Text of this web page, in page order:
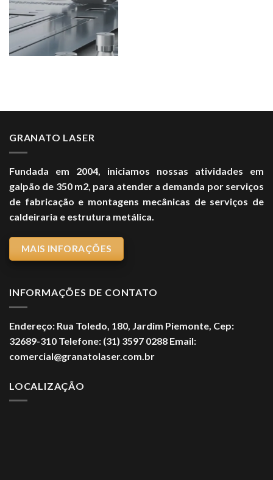
GRANATO LASER
Fundada em 2004, iniciamos nossas atividades em
galpão de 350 m2, para atender a demanda por serviços
de fabricação e montagens mecânicas de serviços de
caldeiraria e estrutura metálica.
MAIS INFORAÇÕES
INFORMAÇÕES DE CONTATO
Endereço: Rua Toledo, 180, Jardim Piemonte, Cep:
32689-310 Telefone: (31) 3597 0288 Email:
comercial@granatolaser.com.br
LOCALIZAÇÃO